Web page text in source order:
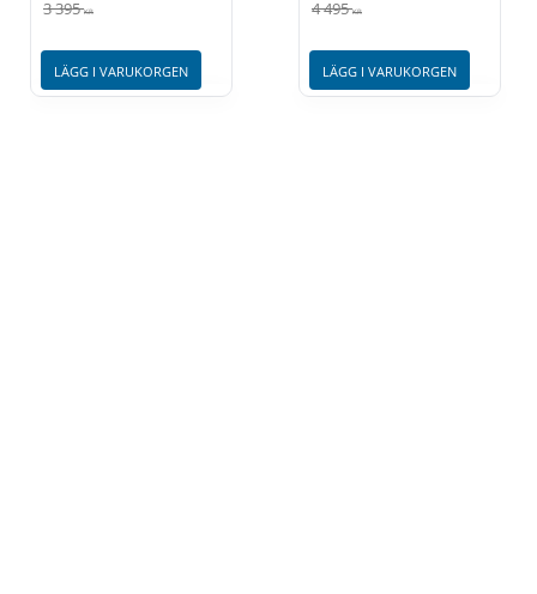
3 395 KR
LÄGG I VARUKORGEN
4 495 KR
LÄGG I VARUKORGEN